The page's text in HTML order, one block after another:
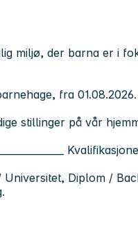
miljø, der barna er i
fra 01.08.2026.
stillinger på vår
Diplom /